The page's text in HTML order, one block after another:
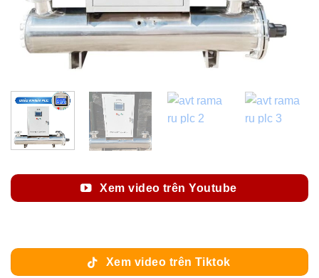
Xem video trên Youtube
Xem video trên Tiktok